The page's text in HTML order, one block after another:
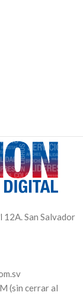
12A. San Salvador
(sin cerrar al